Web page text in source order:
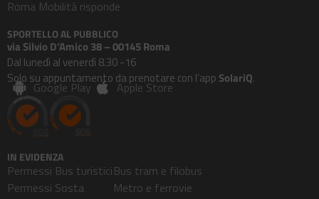
Roma Mobilità risponde
SPORTELLO AL PUBBLICO
via Silvio D’Amico 38 – 00145 Roma
Dal lunedì al venerdì 8.30 -16
Solo su appuntamento da prenotare con l’app SolariQ.
Google Play Apple Store
IN EVIDENZA
Permessi Bus turistici
Permessi Sosta
Bus tram e filobus
Metro e ferrovie